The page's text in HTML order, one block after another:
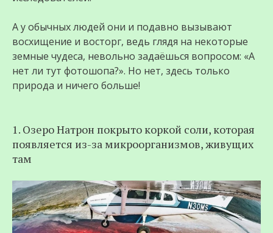
А у обычных людей они и подавно вызывают
восхищение и восторг, ведь глядя на некоторые
земные чудеса, невольно задаёшься вопросом: «А
нет ли тут фотошопа?». Но нет, здесь только
природа и ничего больше!
1. Озеро Натрон покрыто коркой соли, которая
появляется из-за микроорганизмов, живущих
там